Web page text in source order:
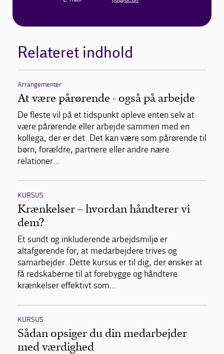
Relateret indhold
Arrangementer
At være pårørende - også på arbejde
De fleste vil på et tidspunkt opleve enten selv at
være pårørende eller arbejde sammen med en
kollega, der er det. Det kan være som pårørende til
børn, forældre, partnere eller andre nære
relationer…
KURSUS
Krænkelser – hvordan håndterer vi
dem?
Et sundt og inkluderende arbejdsmiljø er
altafgørende for, at medarbejdere trives og
samarbejder. Dette kursus er til dig, der ønsker at
få redskaberne til at forebygge og håndtere
krænkelser effektivt som…
KURSUS
Sådan opsiger du din medarbejder
med værdighed